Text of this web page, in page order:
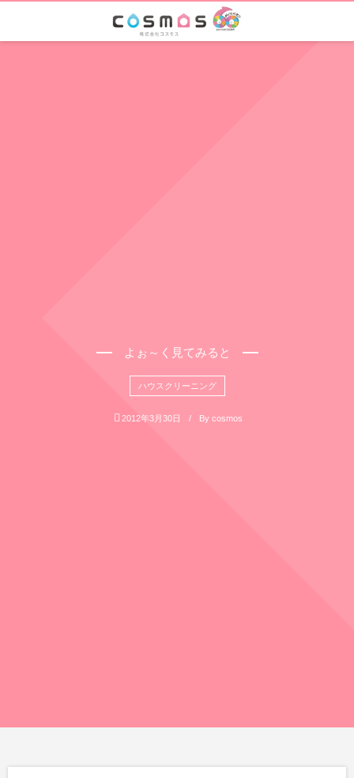
よぉ～く見てみると
ハウスクリーニング
2012年3月30日 By cosmos